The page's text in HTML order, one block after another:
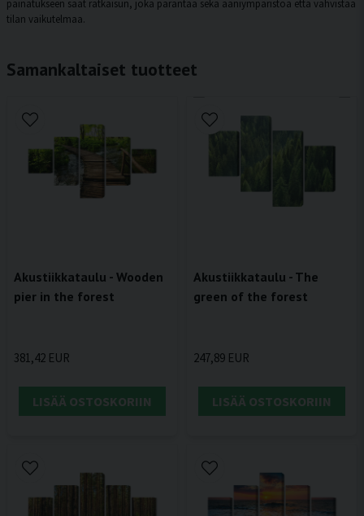
painatukseen saat ratkaisun, joka parantaa sekä ääniympäristöä että vahvistaa
tilan vaikutelmaa.
Samankaltaiset tuotteet
Akustiikkataulu - Wooden
pier in the forest
381,42 EUR
LISÄÄ OSTOSKORIIN
Akustiikkataulu - The
green of the forest
247,89 EUR
LISÄÄ OSTOSKORIIN